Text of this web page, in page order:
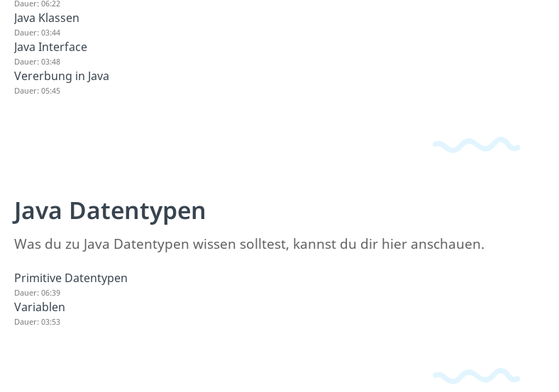
Dauer: 06:22
Java Klassen
Dauer: 03:44
Java Interface
Dauer: 03:48
Vererbung in Java
Dauer: 05:45
Java Datentypen
Was du zu Java Datentypen wissen solltest, kannst du dir hier anschauen.
Primitive Datentypen
Dauer: 06:39
Variablen
Dauer: 03:53